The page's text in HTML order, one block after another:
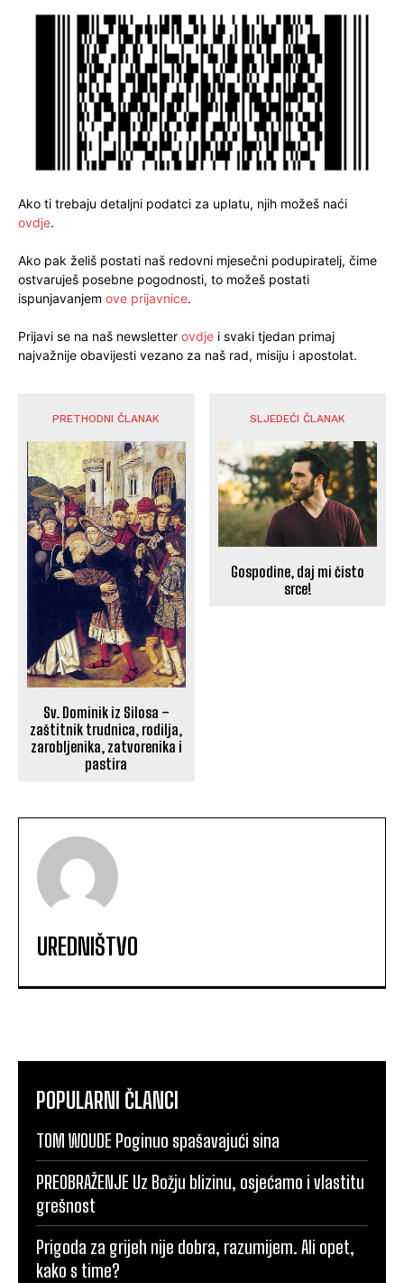
Ako ti trebaju detaljni podatci za uplatu, njih možeš naći
ovdje.
Ako pak želiš postati naš redovni mjesečni podupiratelj, čime
ostvaruješ posebne pogodnosti, to možeš postati
ispunjavanjem ove prijavnice.
Prijavi se na naš newsletter ovdje i svaki tjedan primaj
najvažnije obavijesti vezano za naš rad, misiju i apostolat.
PRETHODNI ČLANAK
Sv. Dominik iz Silosa –
zaštitnik trudnica, rodilja,
zarobljenika, zatvorenika i
pastira
SLJEDEĆI ČLANAK
Gospodine, daj mi čisto
srce!
UREDNIŠTVO
POPULARNI ČLANCI
TOM WOUDE Poginuo spašavajući sina
PREOBRAŽENJE Uz Božju blizinu, osjećamo i vlastitu
grešnost
Prigoda za grijeh nije dobra, razumijem. Ali opet,
kako s time?